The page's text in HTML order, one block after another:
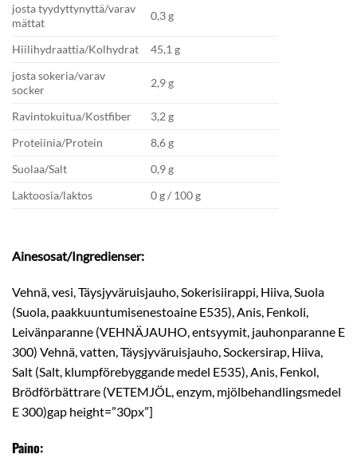
josta tyydyttynyttä/varav
mättat
0,3 g
Hiilihydraattia/Kolhydrat
45,1 g
josta sokeria/varav
socker
2,9 g
Ravintokuitua/Kostfiber
3,2 g
Proteiinia/Protein
8,6 g
Suolaa/Salt
0,9 g
Laktoosia/laktos
0 g / 100 g
Ainesosat/Ingredienser:
Vehnä, vesi, Täysjyväruisjauho, Sokerisiirappi, Hiiva, Suola
(Suola, paakkuuntumisenestoaine E535), Anis, Fenkoli,
Leivänparanne (VEHNÄJAUHO, entsyymit, jauhonparanne E
300) Vehnä, vatten, Täysjyväruisjauho, Sockersirap, Hiiva,
Salt (Salt, klumpförebyggande medel E535), Anis, Fenkol,
Brödförbättrare (VETEMJÖL, enzym, mjölbehandlingsmedel
E 300)gap height=”30px”]
Paino: